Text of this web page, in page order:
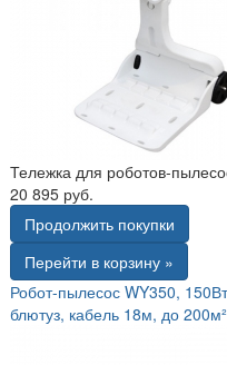
Тележка для роботов-
20 895 руб.
Продолжить покупки
Перейти в корзину »
Робот-пылесос WY350,
блютуз, кабель 18м, до 200м²